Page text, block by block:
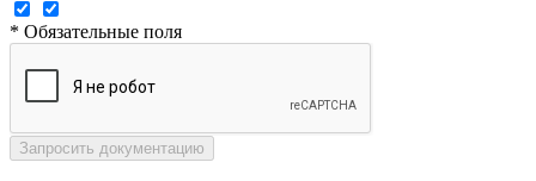
* Обязательные поля